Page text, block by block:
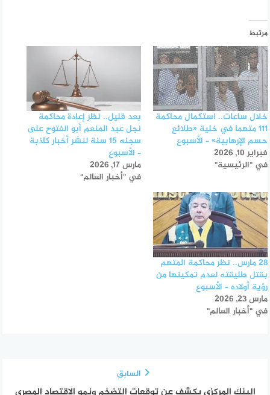
مرتبط
خلال ساعات.. استكمال محاكمة
111 متهما في خلية «طلائع
حسم الإرهابية» – الأسبوع
فبراير 10, 2026
في "الرئيسية"
بعد قليل.. نظر إعادة محاكمة
نجل عبد المنعم أبو الفتوح على
سجنه 15 سنة لنشر أخبار كاذبة
– الأسبوع
مارس 17, 2026
في "أخبار العالم"
28 مارس.. نظر محاكمة المتهم
بقتل طليقته لعدم تمكينها من
رؤية أولاده – الأسبوع
مارس 23, 2026
في "أخبار العالم"
السابق